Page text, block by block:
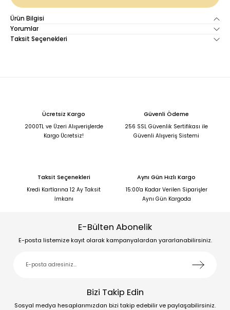
Ürün Bilgisi
Yorumlar
Taksit Seçenekleri
Ücretsiz Kargo
2000TL ve Üzeri Alışverişlerde
Kargo Ücretsiz!
Güvenli Ödeme
256 SSL Güvenlik Sertifikası ile
Güvenli Alışveriş Sistemi
Taksit Seçenekleri
Kredi Kartlarına 12 Ay Taksit
İmkanı
Aynı Gün Hızlı Kargo
15:00'a Kadar Verilen Siparişler
Aynı Gün Kargoda
E-Bülten Abonelik
E-posta listemize kayıt olarak kampanyalardan yararlanabilirsiniz.
Bizi Takip Edin
Sosyal medya hesaplarımızdan bizi takip edebilir ve paylaşabilirsiniz.